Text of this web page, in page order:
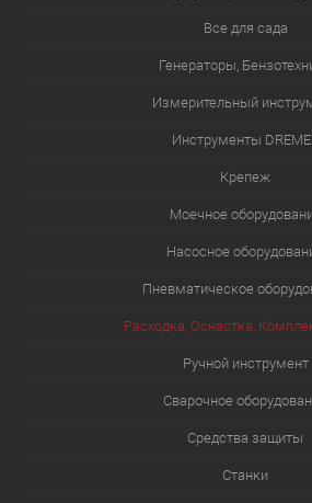
Все для сада
Генераторы,
Измерительный
Инструменты
Крепеж
Моечное
Насосное
Пневматическое
Расходка, Оснастка,
Ручной инструмент
Сварочное
Средства защиты
Станки